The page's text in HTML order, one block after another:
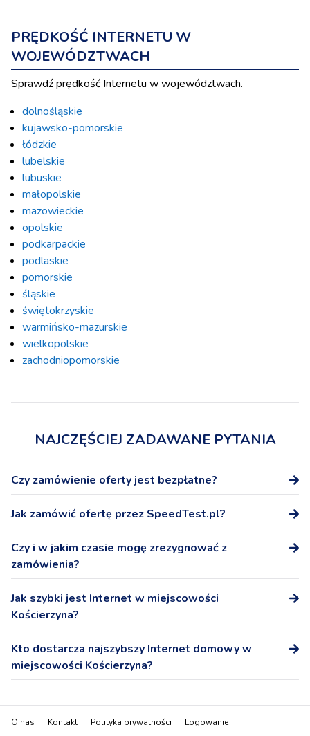
PRĘDKOŚĆ INTERNETU W
WOJEWÓDZTWACH
Sprawdź prędkość Internetu w województwach.
dolnośląskie
kujawsko-pomorskie
łódzkie
lubelskie
lubuskie
małopolskie
mazowieckie
opolskie
podkarpackie
podlaskie
pomorskie
śląskie
świętokrzyskie
warmińsko-mazurskie
wielkopolskie
zachodniopomorskie
NAJCZĘŚCIEJ ZADAWANE PYTANIA
Czy zamówienie oferty jest bezpłatne?
Tak, zamówienie oferty na stronie SpeedTest.pl nie wiąże
się z żadnymi dodatkowymi kosztami.
Jak zamówić ofertę przez SpeedTest.pl?
Po wybraniu oferty podaj numer telefonu, a przedstawicel
Operatora skontaktuje się z Tobą niezwłocznie w celu
potwierdzenia warunków oferty i podpisania umowy.
Czy i w jakim czasie mogę zrezygnować z
zamówienia?
W ciągu 14 dni możesz odstąpić od podpisanej na
odległość umowy bez podania przyczyny.
Jak szybki jest Internet w miejscowości
Kościerzyna?
Internet domowy - pobieranie: 207,7 Mb/s, wysyłanie:
68,4 Mb/s
Kto dostarcza najszybszy Internet domowy w
miejscowości Kościerzyna?
(stacjonarnego) w miejscowości Kościerzyna jest Play
Stacjonarny.
O nas Kontakt Polityka prywatności Logowanie